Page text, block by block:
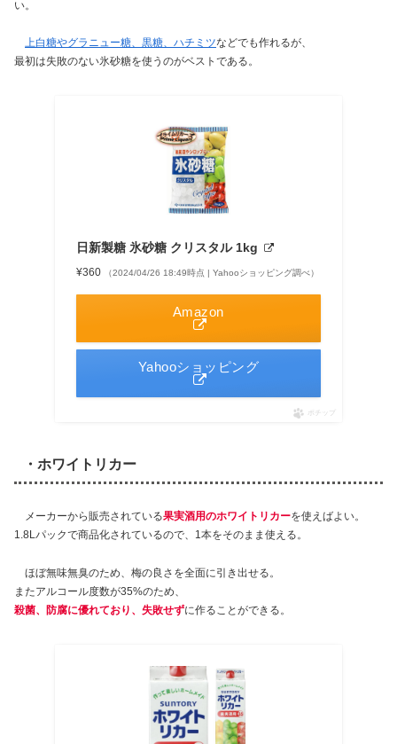
い。
上白糖やグラニュー糖、黒糖、ハチミツなどでも作れるが、
最初は失敗のない氷砂糖を使うのがベストである。
日新製糖 氷砂糖 クリスタル 1kg
¥360 （2024/04/26 18:49時点 | Yahooショッピング調べ）
Amazon
Yahooショッピング
ポチップ
・ホワイトリカー
メーカーから販売されている果実酒用のホワイトリカーを使えばよい。
1.8Lパックで商品化されているので、1本をそのまま使える。
ほぼ無味無臭のため、梅の良さを全面に引き出せる。
またアルコール度数が35%のため、
殺菌、防腐に優れており、失敗せずに作ることができる。